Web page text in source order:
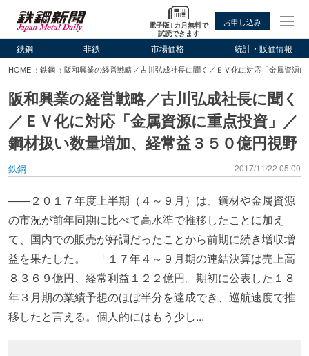
電子版1カ月無料で
試読できます
お申し込み
鉄鋼 非鉄 市場価格 統計・販価情報
HOME 鉄鋼 阪和興業の経営戦略／古川弘成社長に聞く／ＥＶ化に対応「金属資源
阪和興業の経営戦略／古川弘成社長に聞く
／ＥＶ化に対応「金属資源に重点投資」／
鋼材扱い数量増加、経常益３５０億円視野
鉄鋼 2017/11/22 05:00
――２０１７年度上半期（４～９月）は、鋼材や金属資源
の市況が前年同期に比べて高水準で推移したことに加え
て、国内での販売が好調だったことから前期に続き増収増
益を果たした。 「１７年４～９月期の連結決算は売上高
８３６９億円、経常利益１２２億円。期初に公表した１８
年３月期の業績予想のほぼ半分を達成でき、巡航速度で推
移したと言える。個人的にはもう少し...